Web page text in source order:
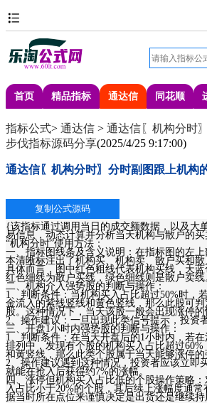
首页 精品指标 通达信 同花顺
指标公式> 通达信 > 通达信〖机构分时
步伐指标源码分享(2025/4/25 9:17:00)
通达信〖机构分时〗分时副图跟上机构
{该指标通过调用当日的成交额数据，以及大
易信息，动态计算并分析当天机构与散户的买
“机构分时”使用方法：
一、指标图线条及含义说明：在指标图的左
本清晰标注出了机构买、机构卖、散户买和
具体而言，图中红色粗线代表机构买线，天蓝
红色细线为散户买线，绿色细线则是散户卖线
二、机构介入强势股的判断与操作：
1、判断条件：当机构买入占比超过50%时，
金流入的紫线竖线和黄色竖线，那么此股可
股。这种情况下，当天该股一般会出现涨停的
2、操作建议：一旦出现此类信号提示，投资
三、开盘1小时内强势股的判断与操作：
1、判断条件：在当天开盘后的1小时内，若
排列中，发现有个股的机构买入占比超过
和黄竖线，那么此类个股属于当天能够涨停的
2、操作建议遇到这种情况，投资者应该立即
就能在抢入后获得约7%的涨幅。
四、涨停但机构买入占比低的个股操作策略
入占比小于20%的个股，其后续上涨幅度通
据当时所在点位来谨慎决定是出货还是继续